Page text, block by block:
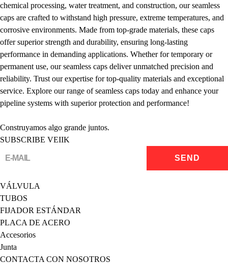
chemical processing, water treatment, and construction, our seamless
caps are crafted to withstand high pressure, extreme temperatures, and
corrosive environments. Made from top-grade materials, these caps
offer superior strength and durability, ensuring long-lasting
performance in demanding applications. Whether for temporary or
permanent use, our seamless caps deliver unmatched precision and
reliability. Trust our expertise for top-quality materials and exceptional
service. Explore our range of seamless caps today and enhance your
pipeline systems with superior protection and performance!
Construyamos algo grande juntos.
SUBSCRIBE VEIIK
VÁLVULA
TUBOS
FIJADOR ESTÁNDAR
PLACA DE ACERO
Accesorios
Junta
CONTACTA CON NOSOTROS